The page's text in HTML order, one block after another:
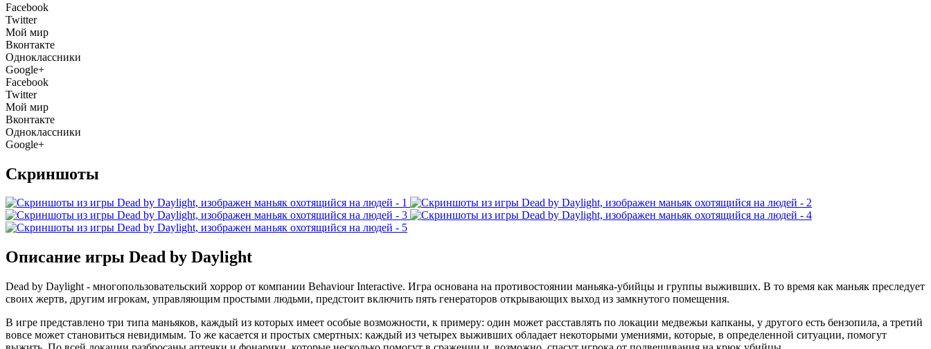
Facebook
Twitter
Мой мир
Вконтакте
Одноклассники
Google+
Facebook
Twitter
Мой мир
Вконтакте
Одноклассники
Google+
Скриншоты
Описание игры Dead by Daylight
Dead by Daylight - многопользовательский хоррор от компании Behaviour Interactive. Игра основана на противостоянии маньяка-убийцы и группы выживших. В то время как маньяк преследует
своих жертв, другим игрокам, управляющим простыми людьми, предстоит включить пять генераторов открывающих выход из замкнутого помещения.
В игре представлено три типа маньяков, каждый из которых имеет особые возможности, к примеру: один может расставлять по локации медвежьи капканы, у другого есть бензопила, а третий
вовсе может становиться невидимым. То же касается и простых смертных: каждый из четырех выживших обладает некоторыми умениями, которые, в определенной ситуации, помогут